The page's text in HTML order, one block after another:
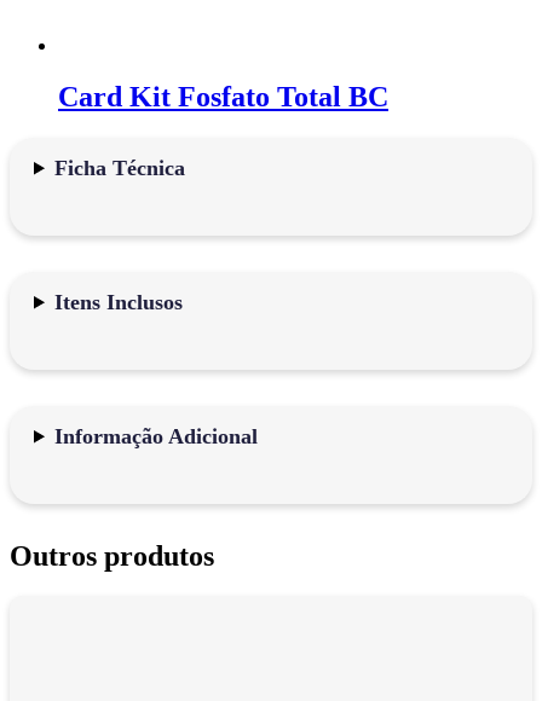
Card Kit Fosfato Total BC
Ficha Técnica
Itens Inclusos
Informação Adicional
Outros produtos